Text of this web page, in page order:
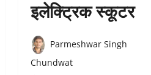
इलेक्ट्रिक स्कूटर
Parmeshwar Singh
Chundwat